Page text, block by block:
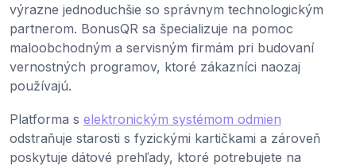
výrazne jednoduchšie so správnym technologickým
partnerom. BonusQR sa špecializuje na pomoc
maloobchodným a servisným firmám pri budovaní
vernostných programov, ktoré zákazníci naozaj
používajú.
Platforma s elektronickým systémom odmien
odstraňuje starosti s fyzickými kartičkami a zároveň
poskytuje dátové prehľady, ktoré potrebujete na